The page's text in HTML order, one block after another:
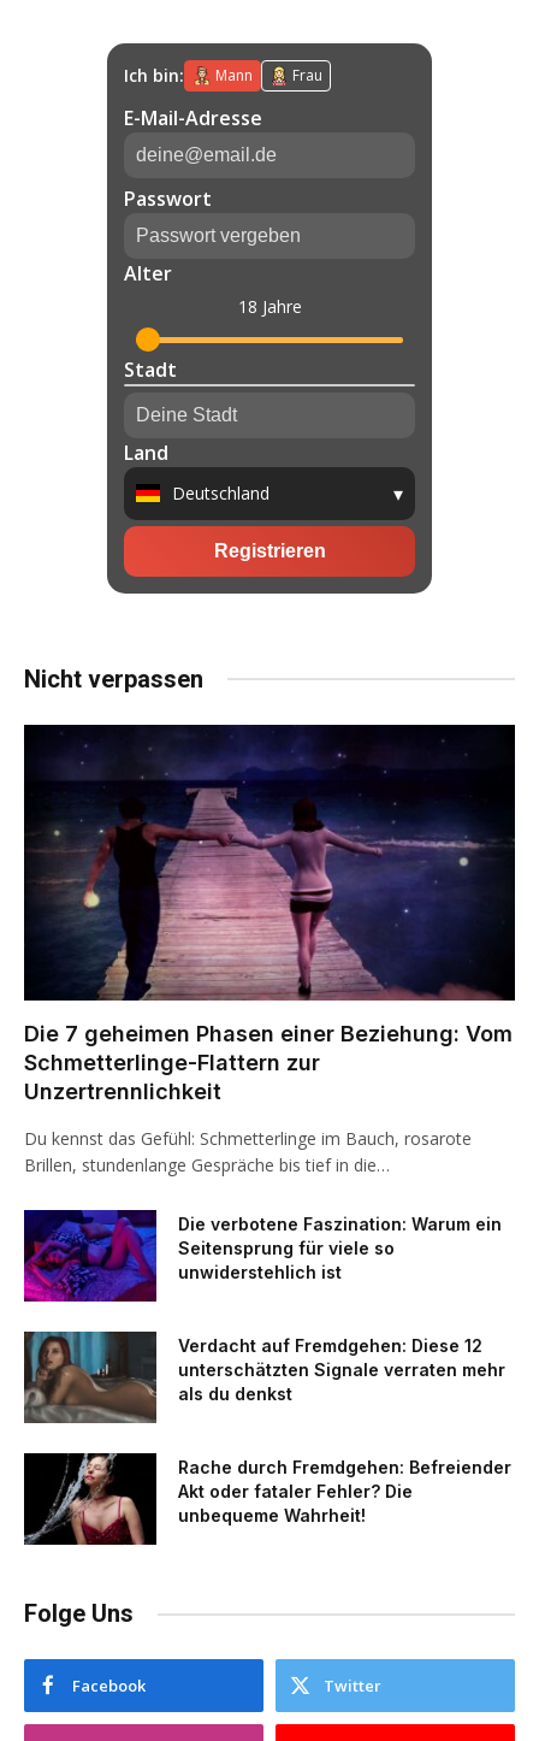
Nicht verpassen
Die 7 geheimen Phasen einer Beziehung: Vom
Schmetterlinge-Flattern zur
Unzertrennlichkeit
Du kennst das Gefühl: Schmetterlinge im Bauch, rosarote
Brillen, stundenlange Gespräche bis tief in die…
Die verbotene Faszination: Warum ein
Seitensprung für viele so
unwiderstehlich ist
Verdacht auf Fremdgehen: Diese 12
unterschätzten Signale verraten mehr
als du denkst
Rache durch Fremdgehen: Befreiender
Akt oder fataler Fehler? Die
unbequeme Wahrheit!
Folge Uns
Facebook Twitter